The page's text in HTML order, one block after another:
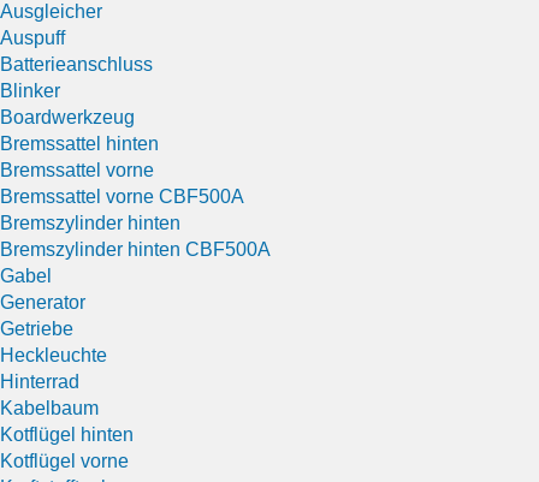
Ausgleicher
Auspuff
Batterieanschluss
Blinker
Boardwerkzeug
Bremssattel hinten
Bremssattel vorne
Bremssattel vorne CBF500A
Bremszylinder hinten
Bremszylinder hinten CBF500A
Gabel
Generator
Getriebe
Heckleuchte
Hinterrad
Kabelbaum
Kotflügel hinten
Kotflügel vorne